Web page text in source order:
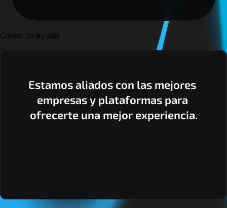
Estamos aliados con las mejores
empresas y plataformas para
ofrecerte una mejor experiencia.
Cómo te ayuda